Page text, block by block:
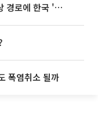
태풍 '돌핀' 이어 '찬홈' 등장…예상 경로에 한국 '한숨'
폭염취소 될까